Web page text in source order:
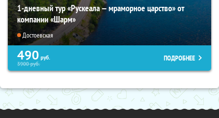
1-дневный тур «Рускеала — мраморное царство» от
компании «Шарм»
Достоевская
490 руб.
3900руб.
ПОДРОБНЕЕ